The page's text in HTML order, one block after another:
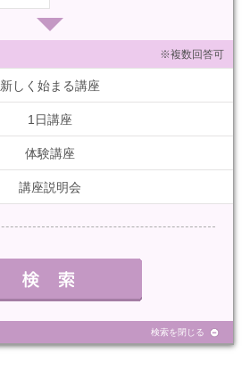
※複数回答可
新しく始まる講座
1日講座
体験講座
講座説明会
検索を閉じる